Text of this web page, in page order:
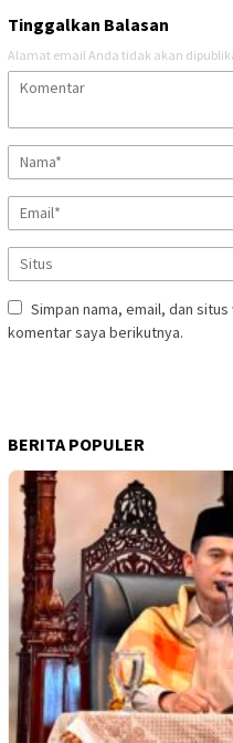
Tinggalkan Balasan
Alamat email Anda tidak akan
Simpan nama, email, dan
komentar saya berikutnya.
BERITA POPULER